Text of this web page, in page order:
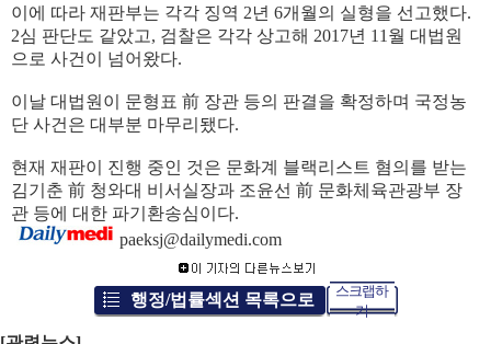
이에 따라 재판부는 각각 징역 2년 6개월의 실형을 선고했다.
2심 판단도 같았고, 검찰은 각각 상고해 2017년 11 월 대법원
으로 사건이 넘어왔다.
이날 대법원이 문형표 前 장관 등의 판결을 확정하며 국정농
단 사건은 대부분 마무리됐다.
현재 재판이 진행 중인 것은 문화계 블랙리스트 혐의를 받는
김기춘 前 청와대 비서실장과 조윤선 前 문화체육관광부 장
관 등에 대한 파기환송심이다.
paeksj@dailymedi.com
행정/법률섹션 목록으로
스크랩하
기